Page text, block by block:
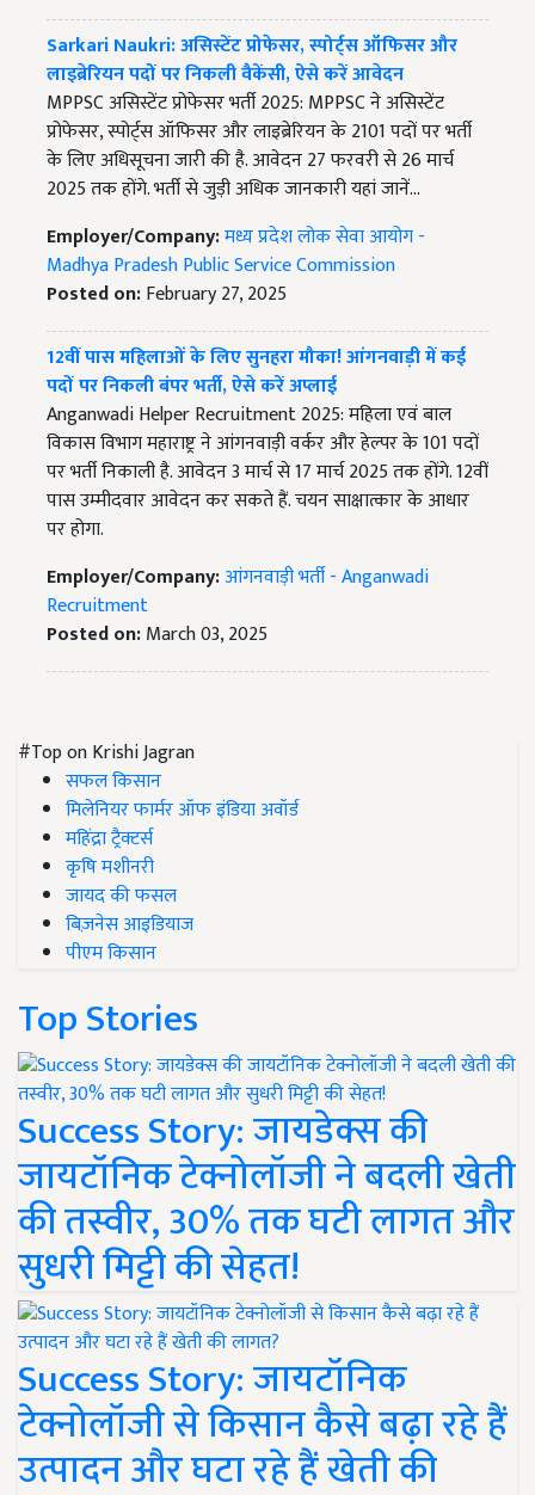
Sarkari Naukri: असिस्टेंट प्रोफेसर, स्पोर्ट्स ऑफिसर और
लाइब्रेरियन पदों पर निकली वैकेंसी, ऐसे करें आवेदन
MPPSC असिस्टेंट प्रोफेसर भर्ती 2025: MPPSC ने असिस्टेंट
प्रोफेसर, स्पोर्ट्स ऑफिसर और लाइब्रेरियन के 2101 पदों पर भर्ती
के लिए अधिसूचना जारी की है. आवेदन 27 फरवरी से 26 मार्च
2025 तक होंगे. भर्ती से जुड़ी अधिक जानकारी यहां जानें...
Employer/Company:मध्य प्रदेश लोक सेवा आयोग -
Madhya Pradesh Public Service Commission
Posted on:February 27, 2025
12वीं पास महिलाओं के लिए सुनहरा मौका! आंगनवाड़ी में कई
पदों पर निकली बंपर भर्ती, ऐसे करें अप्लाई
Anganwadi Helper Recruitment 2025: महिला एवं बाल
विकास विभाग महाराष्ट्र ने आंगनवाड़ी वर्कर और हेल्पर के 101 पदों
पर भर्ती निकाली है. आवेदन 3 मार्च से 17 मार्च 2025 तक होंगे. 12वीं
पास उम्मीदवार आवेदन कर सकते हैं. चयन साक्षात्कार के आधार
पर होगा.
Employer/Company:आंगनवाड़ी भर्ती - Anganwadi
Recruitment
Posted on:March 03, 2025
#Top on Krishi Jagran
सफल किसान
मिलेनियर फार्मर ऑफ इंडिया अवॉर्ड
महिंद्रा ट्रैक्टर्स
कृषि मशीनरी
जायद की फसल
बिज़नेस आइडियाज
पीएम किसान
Top Stories
Success Story: जायडेक्स की
जायटॉनिक टेक्नोलॉजी ने बदली खेती
की तस्वीर, 30% तक घटी लागत और
सुधरी मिट्टी की सेहत!
Success Story: जायटॉनिक
टेक्नोलॉजी से किसान कैसे बढ़ा रहे हैं
उत्पादन और घटा रहे हैं खेती की